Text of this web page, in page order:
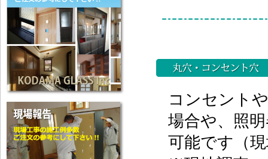
コンセント
場合や、照
可能です（